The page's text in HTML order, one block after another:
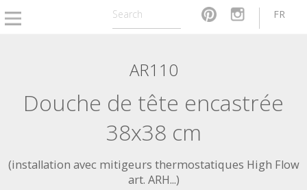
FR
AR110
Douche de tête encastrée
38x38 cm
(installation avec mitigeurs thermostatiques High Flow
art. ARH...)